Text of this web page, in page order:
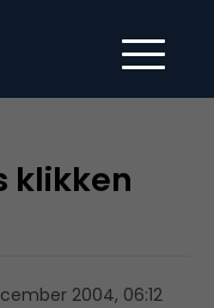
klikken
2004, 06:12